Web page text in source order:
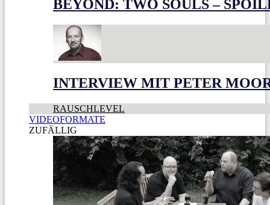
BEYOND: TWO SOULS –
INTERVIEW MIT PETER
RAUSCHLEVEL
VIDEOFORMATE
ZUFÄLLIG